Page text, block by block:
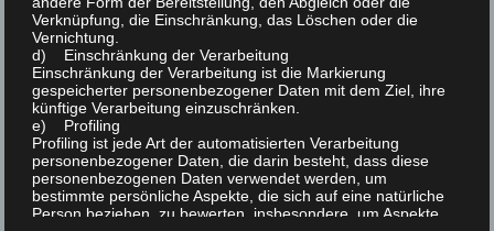
v
t
Winterfest 2023
Emily – Das Jüngste Mitglied im Kleintierzuchtverein
P120
Vereinspräsentation 2023
Verknüpfung, die Einschränkung, das Löschen oder die
Vernichtung.
d) Einschränkung der Verarbeitung
Einschränkung der Verarbeitung ist die Markierung
gespeicherter personenbezogener Daten mit dem Ziel, ihre
künftige Verarbeitung einzuschränken.
e) Profiling
Profiling ist jede Art der automatisierten Verarbeitung
personenbezogener Daten, die darin besteht, dass diese
personenbezogenen Daten verwendet werden, um
bestimmte persönliche Aspekte, die sich auf eine natürliche
Person beziehen, zu bewerten, insbesondere, um Aspekte